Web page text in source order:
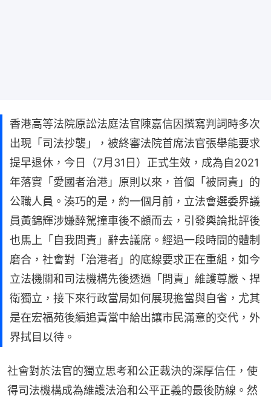
香港高等法院原訟法庭法官陳嘉信因撰寫判詞時多次
出現「司法抄襲」，被終審法院首席法官張舉能要求
提早退休，今日（7月31日）正式生效，成為自2021
年落實「愛國者治港」原則以來，首個「被問責」的
公職人員。湊巧的是，約一個月前，立法會選委界議
員黃錦輝涉嫌醉駕撞車後不顧而去，引發輿論批評後
也馬上「自我問責」辭去議席。經過一段時間的體制
磨合，社會對「治港者」的底線要求正在重組，如今
立法機關和司法機構先後透過「問責」維護尊嚴、捍
衛獨立，接下來行政當局如何展現擔當與自省，尤其
是在宏福苑後續追責當中給出讓市民滿意的交代，外
界拭目以待。
社會對於法官的獨立思考和公正裁決的深厚信任，使
得司法機構成為維護法治和公平正義的最後防線。然